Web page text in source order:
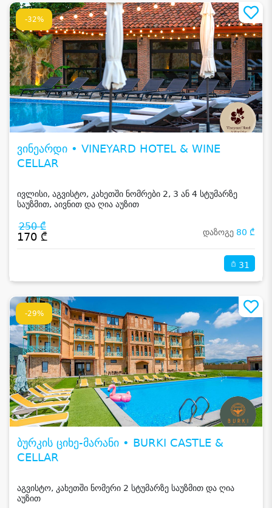
-32%
ვინეარდი • VINEYARD HOTEL & WINE
CELLAR
ივლისი, აგვისტო, კახეთში ნომრები 2, 3 ან 4 სტუმარზე
საუზმით, აივნით და ღია აუზით
250 ₾
170 ₾ დაზოგე 80 ₾
31
-29%
ბურკის ციხე-მარანი • BURKI CASTLE &
CELLAR
აგვისტო, კახეთში ნომერი 2 სტუმარზე საუზმით და ღია
აუზით